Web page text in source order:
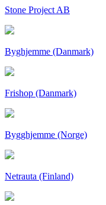
Stone Project AB
Byghjemme (Danmark)
Frishop (Danmark)
Bygghjemme (Norge)
Netrauta (Finland)